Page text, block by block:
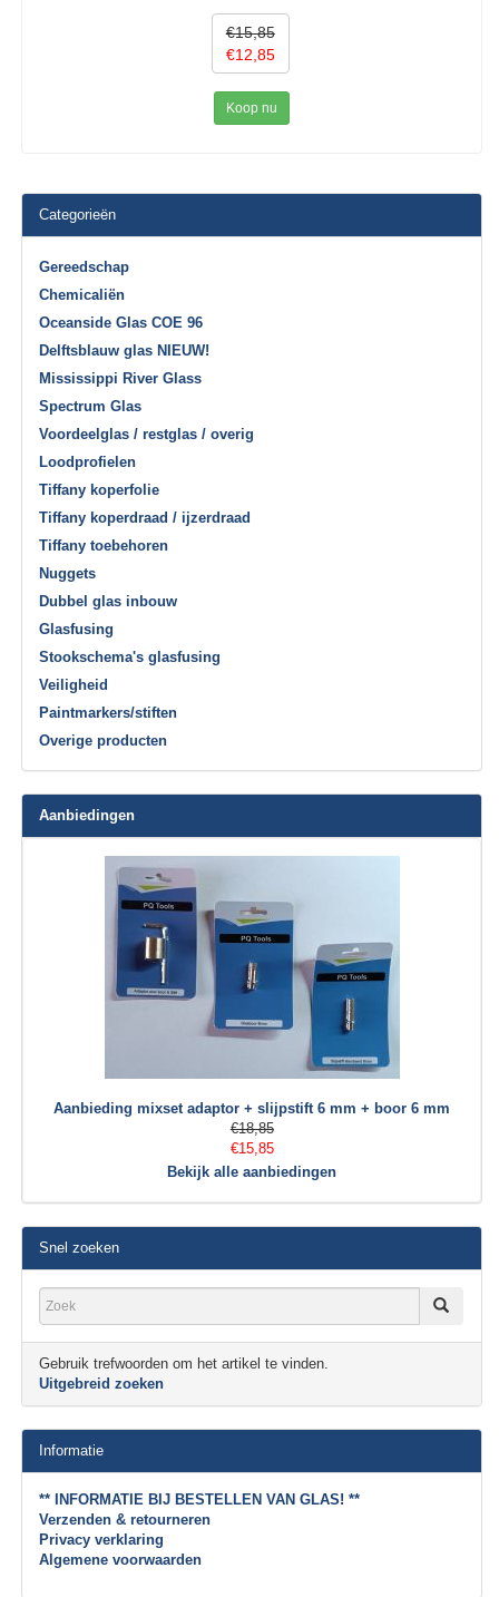
€15,85
€12,85
Koop nu
Categorieën
Gereedschap
Chemicaliën
Oceanside Glas COE 96
Delftsblauw glas NIEUW!
Mississippi River Glass
Spectrum Glas
Voordeelglas / restglas / overig
Loodprofielen
Tiffany koperfolie
Tiffany koperdraad / ijzerdraad
Tiffany toebehoren
Nuggets
Dubbel glas inbouw
Glasfusing
Stookschema's glasfusing
Veiligheid
Paintmarkers/stiften
Overige producten
Aanbiedingen
Aanbieding mixset adaptor + slijpstift 6 mm + boor 6 mm
€18,85
€15,85
Bekijk alle aanbiedingen
Snel zoeken
Gebruik trefwoorden om het artikel te vinden.
Uitgebreid zoeken
Informatie
** INFORMATIE BIJ BESTELLEN VAN GLAS! **
Verzenden & retourneren
Privacy verklaring
Algemene voorwaarden